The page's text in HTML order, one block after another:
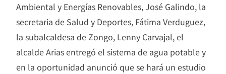
Ambiental y Energías Renovables, José Galindo, la
secretaria de Salud y Deportes, Fátima Verduguez,
la subalcaldesa de Zongo, Lenny Carvajal, el
alcalde Arias entregó el sistema de agua potable y
en la oportunidad anunció que se hará un estudio